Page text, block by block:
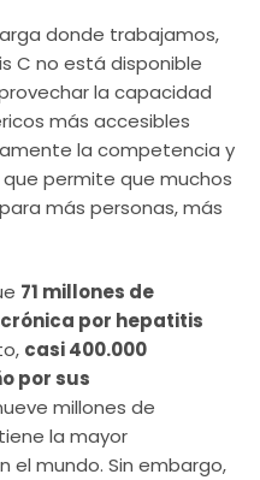
donde trabajamos,
C no está disponible
la capacidad
más accesibles
la competencia y
permite que muchos
más personas, más
71 millones de
por hepatitis
casi 400.000
por sus
millones de
la mayor
el mundo. Sin embargo,